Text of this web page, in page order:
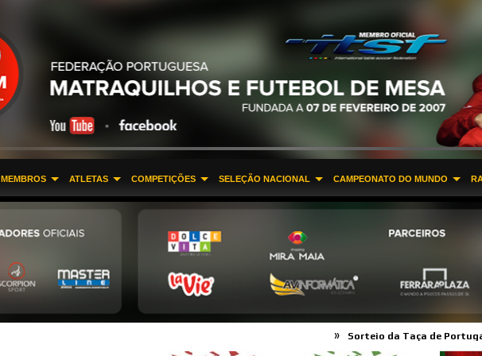
MEMBROS ATLETAS COMPETIÇÕES SELEÇÃO NACIONAL CAMPEONATO DO MUNDO
Sorteio da Taça de Portugal 2016 » Pro